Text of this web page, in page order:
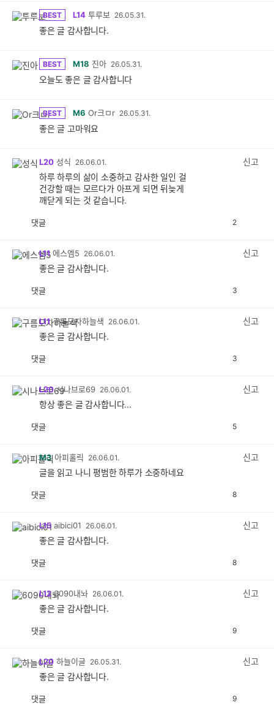
BEST L14 투루보 26.05.31.
좋은 글 감사합니다.
BEST M18 진아 26.05.31.
오늘도 좋은 글 감사합니다
BEST M6 Or크ㅁr 26.05.31.
좋은 글 고마워요
L20 성식 26.06.01.
신고
하루 하루의 삶이 소중하고 감사한 일인 걸
건강할 때는 모르다가 아프게 되면 뒤늦게
깨닫게 되는 것 같습니다.
댓글 2
L11 에스엠5 26.06.01.
신고
좋은 글 감사합니다.
댓글 3
L11 구름모자하늘색 26.06.01.
신고
좋은 글 감사합니다.
댓글 3
L20 시나브로69 26.06.01.
신고
항상 좋은 글 감사합니다...
댓글 5
M3 아피홀릭 26.06.01.
신고
글을 읽고 나니 평범한 하루가 소중하네요
댓글 8
L15 aibici01 26.06.01.
신고
좋은 글 감사합니다.
댓글 8
L12 6090내놔 26.06.01.
신고
좋은 글 감사합니다.
댓글 9
L20 하늘이글 26.05.31.
신고
좋은 글 감사합니다.
댓글 9